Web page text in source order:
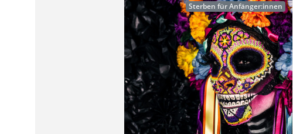
Sterben für Anfänger:innen